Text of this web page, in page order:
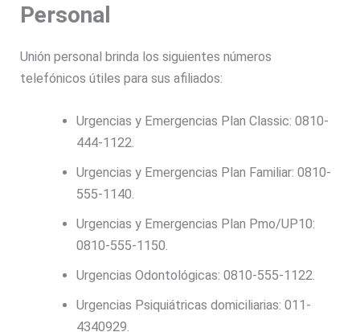
Personal
Unión personal brinda los siguientes números
telefónicos útiles para sus afiliados:
Urgencias y Emergencias Plan Classic: 0810-
444-1122.
Urgencias y Emergencias Plan Familiar: 0810-
555-1140.
Urgencias y Emergencias Plan Pmo/UP10:
0810-555-1150.
Urgencias Odontológicas: 0810-555-1122.
Urgencias Psiquiátricas domiciliarias: 011-
4340929.